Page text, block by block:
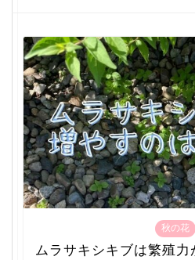
秋の花
ムラサキシキブは繁殖